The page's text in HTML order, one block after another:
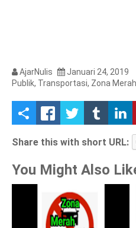
AjarNulis Januari 24, 2019
Publik, Transportasi, Zona Merah
S
h
r
Share this with short URL:
You Might Also